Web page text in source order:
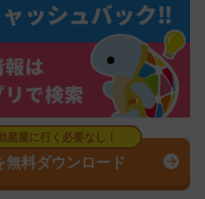
無料ダウンロード